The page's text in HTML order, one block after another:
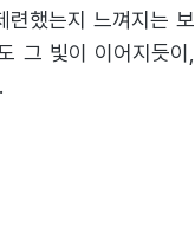
련했는지 느껴지는 보
빛이 이어지듯이,